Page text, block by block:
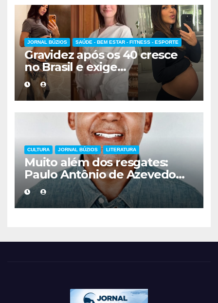
JORNAL BÚZIOS SAÚDE - BEM ESTAR - FITNESS - ESPORTE
Gravidez após os 40 cresce
no Brasil e exige
acompanhamento médico
mais cuidadoso
CULTURA JORNAL BÚZIOS LITERATURA
Muito além dos resgates:
Paulo Antônio de Azevedo
eterniza a coragem, a
humanidade e a missão dos
guarda-vidas na literatura